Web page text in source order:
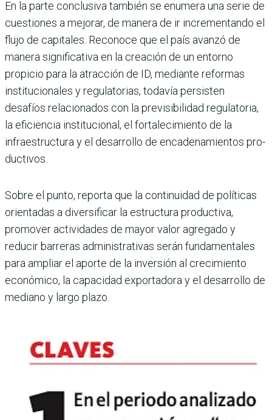
En la parte conclusiva tam­bién se enumera una serie de
cuestiones a mejorar, de manera de ir incrementando el
flujo de capitales. Reconoce que el país avanzó de
manera significativa en la creación de un entorno
propicio para la atracción de ID, mediante reformas
institucionales y regulatorias, todavía per­sisten
desafíos relacionados con la previsibilidad regula­toria,
la eficiencia institucio­nal, el fortalecimiento de la
infraestructura y el desarro­llo de encadenamientos pro­
ductivos.
Sobre el punto, reporta que la continuidad de políti­cas
orientadas a diversifi­car la estructura produc­tiva,
promover actividades de mayor valor agregado y
reducir barreras adminis­trativas serán fundamenta­les
para ampliar el aporte de la inversión al crecimiento
económico, la capacidad exportadora y el desarrollo de
mediano y largo plazo.